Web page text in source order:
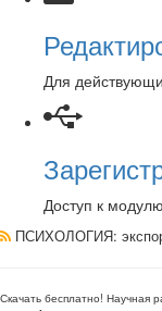
Для
Доступ к
ПСИХОЛОГИЯ:
Скачать бесплатно! Научная